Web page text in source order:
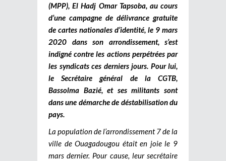
(MPP), El Hadj Omar Tapsoba, au cours
d’une campagne de délivrance gratuite
de cartes nationales d’identité, le 9 mars
2020 dans son arrondissement, s’est
indigné contre les actions perpétrées par
les syndicats ces derniers jours. Pour lui,
le Secrétaire général de la CGTB,
Bassolma Bazié, et ses militants sont
dans une démarche de déstabilisation du
pays.
La population de l’arrondissement 7 de la
ville de Ouagadougou était en joie le 9
mars dernier. Pour cause, leur secrétaire